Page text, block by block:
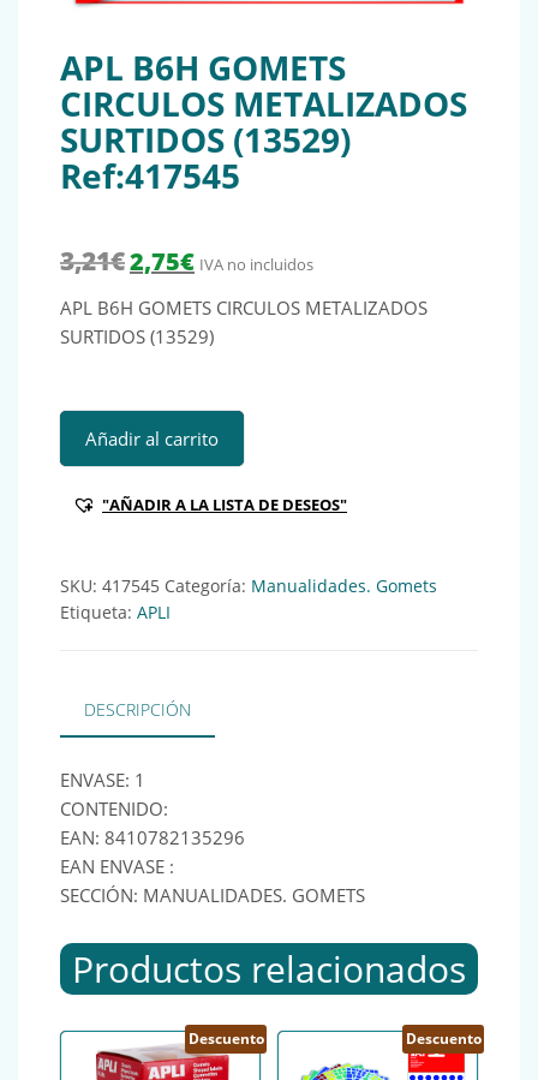
APL B6H GOMETS
CIRCULOS METALIZADOS
SURTIDOS (13529)
Ref:417545
3,21€ El precio original era: 3,21€.
2,75€El precio actual es: 2,75€.
IVA no incluidos
APL B6H GOMETS CIRCULOS METALIZADOS
SURTIDOS (13529)
APL B6H GOMETS CIRCULOS METALIZADOS SURTIDOS
Añadir al carrito
"AÑADIR A LA LISTA DE DESEOS"
SKU: 417545 Categoría: Manualidades. Gomets
Etiqueta: APLI
DESCRIPCIÓN
ENVASE: 1
CONTENIDO:
EAN: 8410782135296
EAN ENVASE :
SECCIÓN: MANUALIDADES. GOMETS
Productos relacionados
Descuento Descuento